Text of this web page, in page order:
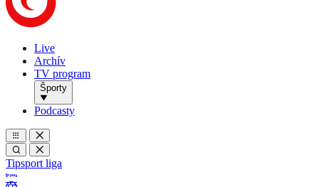
Live
Archív
TV program
Športy
Podcasty
Tipsport liga